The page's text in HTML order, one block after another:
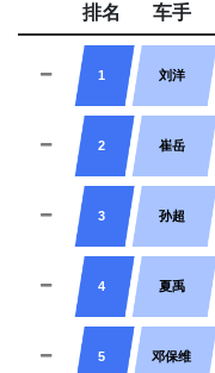
排名 车手
1 刘洋
2 崔岳
3 孙超
4 夏禹
5 邓保维